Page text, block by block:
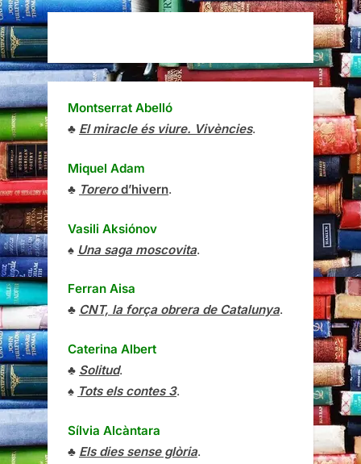
Montserrat Abelló
♣ El miracle és viure. Vivències.
Miquel Adam
♣ Torerod’hivern.
Vasili Aksiónov
♠ Una saga moscovita.
Ferran Aisa
♣ CNT, la força obrera de Catalunya.
Caterina Albert
♣ Solitud.
♠ Tots els contes 3.
Sílvia Alcàntara
♣ Els dies sense glòria.